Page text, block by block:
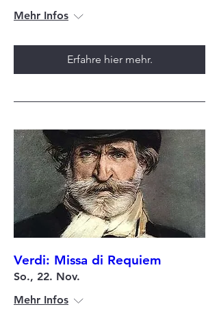
Mehr Infos
Erfahre hier mehr.
Verdi: Missa di Requiem
So., 22. Nov.
Mehr Infos